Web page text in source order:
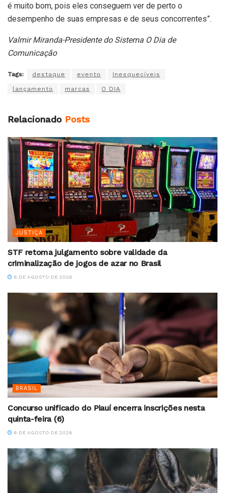
é muito bom, pois eles conseguem ver de perto o
desempenho de suas empresas e de seus concorrentes”.
Valmir Miranda-Presidente do Sistema O Dia de
Comunicação
Tags: destaque evento Inesquecíveis
lançamento marcas O DIA
Relacionado Posts
JUSTIÇA
STF retoma julgamento sobre validade da
criminalização de jogos de azar no Brasil
6 DE AGOSTO DE 2026
BRASIL
Concurso unificado do Piauí encerra inscrições nesta
quinta-feira (6)
6 DE AGOSTO DE 2026